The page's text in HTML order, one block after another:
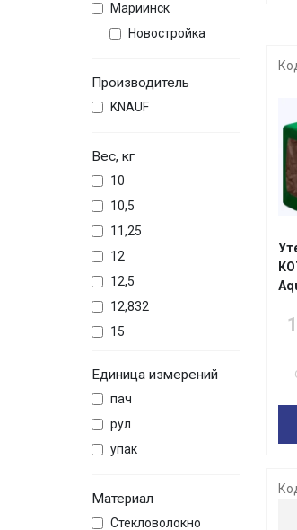
Мариинск
Новостройка
Производитель
KNAUF
Вес, кг
10
10,5
11,25
12
12,5
12,832
15
7
8
8,998
9
Единица измерений
пач
рул
упак
Материал
Стекловолокно